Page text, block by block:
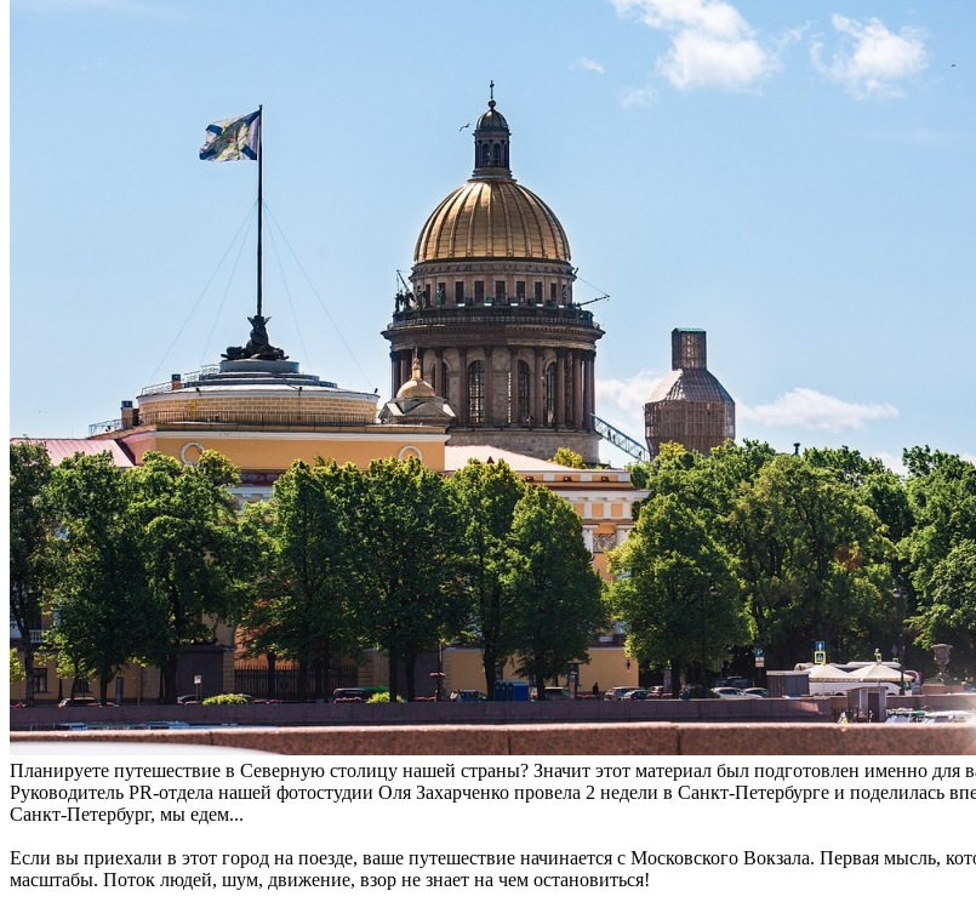
Планируете путешествие в Северную столицу нашей страны? Значит этот материал был подготовлен именно для
Руководитель PR-отдела нашей фотостудии Оля Захарченко провела 2 недели в Санкт-Петербурге и поделилась
Санкт-Петербург, мы едем...
Если вы приехали в этот город на поезде, ваше путешествие начинается с Московского Вокзала. Первая мысль,
масштабы. Поток людей, шум, движение, взор не знает на чем остановиться!